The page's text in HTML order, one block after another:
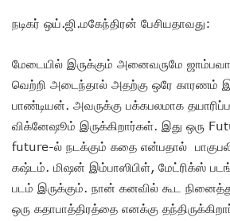
நடிகர் ஒய்.ஜி.மகேந்திரன் பேசியதாவது:
மேடையில் இருக்கும் அனைவருமே
வெற்றி அடைந்தால் அதற்கு ஒரே காரணம்
பாண்டியன். அவருக்கு பக்கபலமாக
விக்னேஷூம் இருக்கிறார்கள். இது ஒரு
future-ல் நடக்கும் கதை என்பதால்
கஷ்டம். மிஷன் இம்பாஸிபிள், மேட்ரிக்ஸ்
படம் இருக்கும். நான் கனவில் கூட
ஒரு கதாபாத்திரத்தை எனக்கு